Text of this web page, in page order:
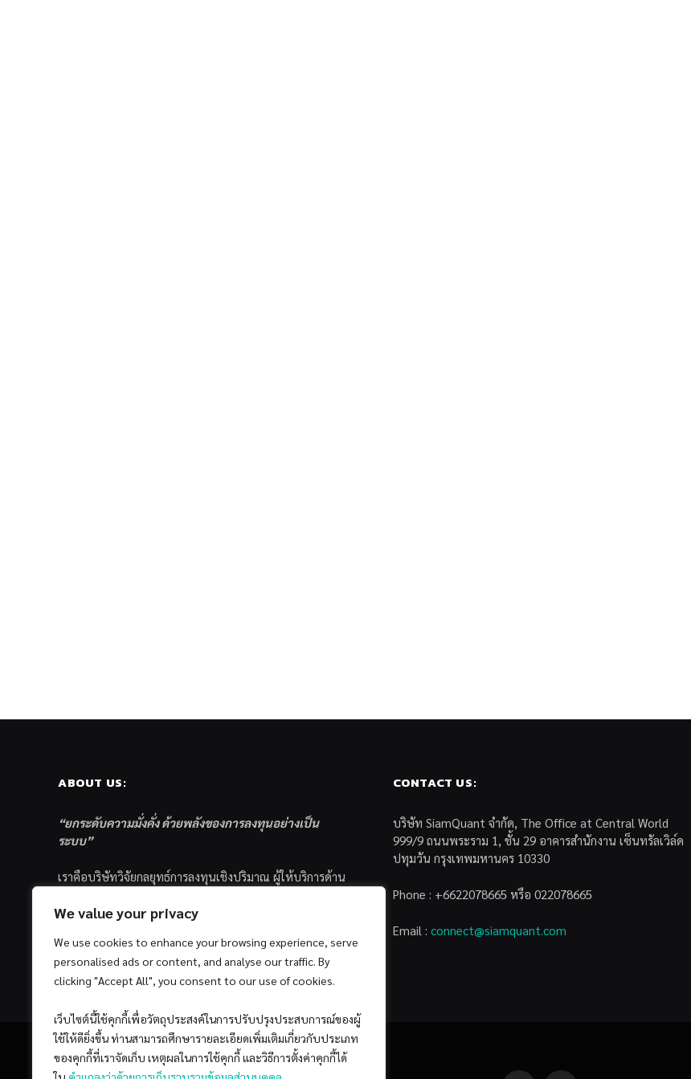
We value your privacy
We use cookies to enhance your browsing experience, serve
personalised ads or content, and analyse our traffic. By
clicking "Accept All", you consent to our use of cookies.
เว็บไซต์นี้ใช้คุกกี้เพื่อวัตถุประสงค์ในการปรับปรุงประสบการณ์ของผู้
ใช้ให้ดียิ่งขึ้น ท่านสามารถศึกษารายละเอียดเพิ่มเติมเกี่ยวกับประเภท
ของคุกกี้ที่เราจัดเก็บ เหตุผลในการใช้คุกกี้ และวิธีการตั้งค่าคุกกี้ได้
ABOUT US:
“ยกระดับความมั่งคั่ง ด้วยพลังของการลงทุนอย่างเป็น
ระบบ”
เราคือบริษัทวิจัยกลยุทธ์การลงทุนเชิงปริมาณ ผู้ให้บริการด้าน
ส่วนบุคคล ซึ่งมีเป้าหมายที่จะช่วยเหลือให้นักลงทุนไทย
ด้วยแนวคิดและกระบวนการลงทุนอย่างเป็นระบบแบบ
Quantitative & Systematic Investing
CONTACT US:
บริษัท SiamQuant จำกัด, The Office at Central World
999/9 ถนนพระราม 1, ชั้น 29 อาคารสำนักงาน เซ็นทรัลเวิล์ด
ปทุมวัน กรุงเทพมหานคร 10330
Phone : +6622078665 หรือ 022078665
Email : connect@siamquant.com